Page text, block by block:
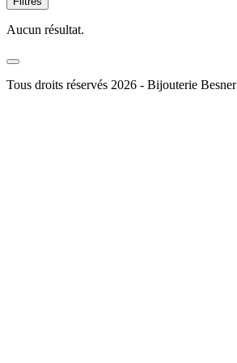
Aucun résultat.
Tous droits réservés 2026 - Bijouterie Besner